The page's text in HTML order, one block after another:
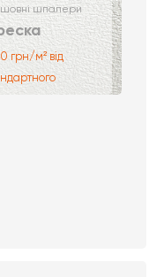
шпалери
грн/м² від